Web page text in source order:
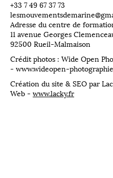
​+33 7 49 67 37 73
Adresse du centre de
11 avenue Georges
92500 Rueil-Malmaison
Crédit photos : Wide Open
- www.wideopen-
Création du site & SEO par
Web - www.lacky.fr